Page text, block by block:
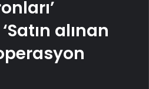
alınan